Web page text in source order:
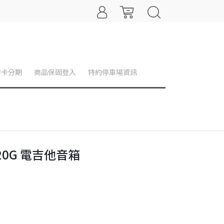
分期 商品保固登入 特約停車場資訊
電吉他音箱